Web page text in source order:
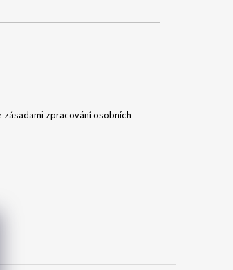
zpracování osobních